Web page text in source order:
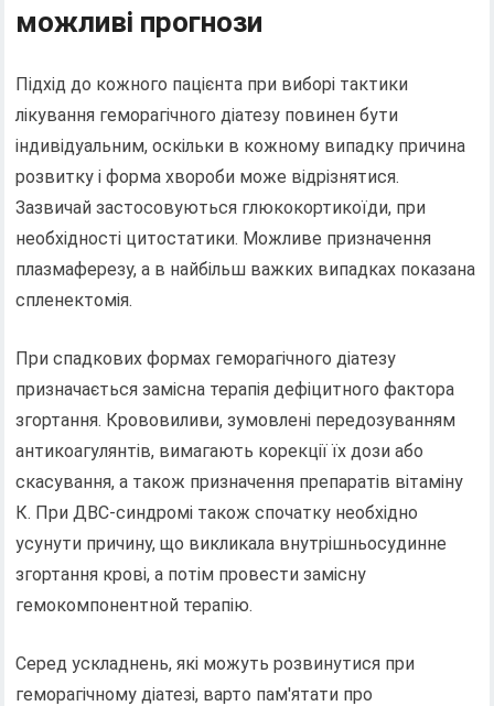
можливі прогнози
Підхід до кожного пацієнта при виборі тактики
лікування геморагічного діатезу повинен бути
індивідуальним, оскільки в кожному випадку причина
розвитку і форма хвороби може відрізнятися.
Зазвичай застосовуються глюкокортикоїди, при
необхідності цитостатики. Можливе призначення
плазмаферезу, а в найбільш важких випадках показана
спленектомія.
При спадкових формах геморагічного діатезу
призначається замісна терапія дефіцитного фактора
згортання. Крововиливи, зумовлені передозуванням
антикоагулянтів, вимагають корекції їх дози або
скасування, а також призначення препаратів вітаміну
К. При ДВС-синдромі також спочатку необхідно
усунути причину, що викликала внутрішньосудинне
згортання крові, а потім провести замісну
гемокомпонентной терапію.
Серед ускладнень, які можуть розвинутися при
геморагічному діатезі, варто пам'ятати про